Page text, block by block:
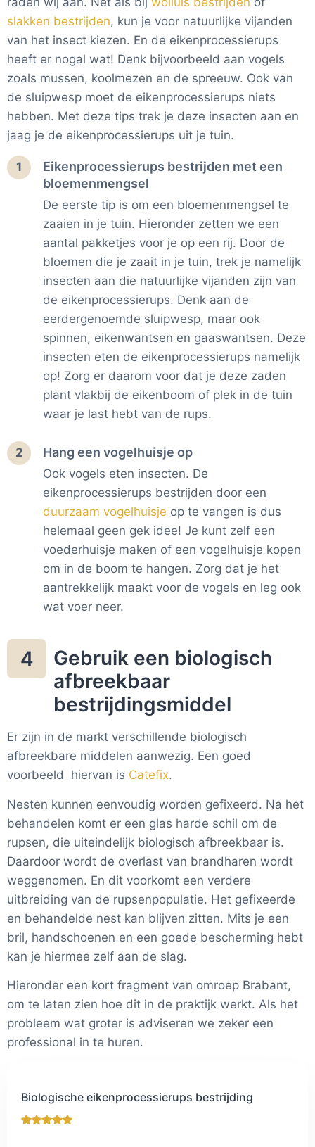
slakken bestrijden, kun je voor natuurlijke vijanden
van het insect kiezen. En de eikenprocessierups
heeft er nogal wat! Denk bijvoorbeeld aan vogels
zoals mussen, koolmezen en de spreeuw. Ook van
de sluipwesp moet de eikenprocessierups niets
hebben. Met deze tips trek je deze insecten aan en
jaag je de eikenprocessierups uit je tuin.
1
Eikenprocessierups bestrijden met een
bloemenmengsel
De eerste tip is om een bloemenmengsel te
zaaien in je tuin. Hieronder zetten we een
aantal pakketjes voor je op een rij. Door de
bloemen die je zaait in je tuin, trek je namelijk
insecten aan die natuurlijke vijanden zijn van
de eikenprocessierups. Denk aan de
eerdergenoemde sluipwesp, maar ook
spinnen, eikenwantsen en gaaswantsen. Deze
insecten eten de eikenprocessierups namelijk
op! Zorg er daarom voor dat je deze zaden
plant vlakbij de eikenboom of plek in de tuin
waar je last hebt van de rups.
2 Hang een vogelhuisje op
Ook vogels eten insecten. De
eikenprocessierups bestrijden door een
duurzaam vogelhuisje op te vangen is dus
helemaal geen gek idee! Je kunt zelf een
voederhuisje maken of een vogelhuisje kopen
om in de boom te hangen. Zorg dat je het
aantrekkelijk maakt voor de vogels en leg ook
wat voer neer.
4
Gebruik een biologisch
afbreekbaar
bestrijdingsmiddel
Er zijn in de markt verschillende biologisch
afbreekbare middelen aanwezig. Een goed
voorbeeld hiervan is Catefix.
Nesten kunnen eenvoudig worden gefixeerd. Na het
behandelen komt er een glas harde schil om de
rupsen, die uiteindelijk biologisch afbreekbaar is.
Daardoor wordt de overlast van brandharen wordt
weggenomen. En dit voorkomt een verdere
uitbreiding van de rupsenpopulatie. Het gefixeerde
en behandelde nest kan blijven zitten. Mits je een
bril, handschoenen en een goede bescherming hebt
kan je hiermee zelf aan de slag.
Hieronder een kort fragment van omroep Brabant,
om te laten zien hoe dit in de praktijk werkt. Als het
probleem wat groter is adviseren we zeker een
professional in te huren.
Biologische eikenprocessierups bestrijding